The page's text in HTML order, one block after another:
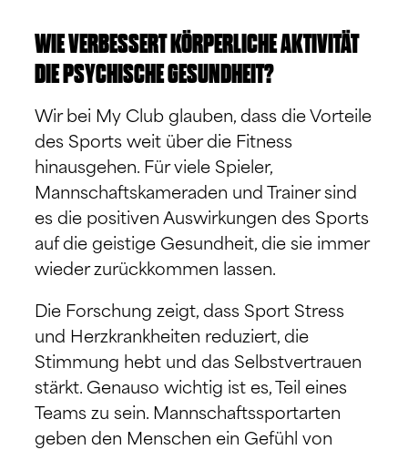
WIE VERBESSERT KÖRPERLICHE AKTIVITÄT
DIE PSYCHISCHE GESUNDHEIT?
Wir bei My Club glauben, dass die Vorteile
des Sports weit über die Fitness
hinausgehen. Für viele Spieler,
Mannschaftskameraden und Trainer sind
es die positiven Auswirkungen des Sports
auf die geistige Gesundheit, die sie immer
wieder zurückkommen lassen.
Die Forschung zeigt, dass Sport Stress
und Herzkrankheiten reduziert, die
Stimmung hebt und das Selbstvertrauen
stärkt. Genauso wichtig ist es, Teil eines
Teams zu sein. Mannschaftssportarten
geben den Menschen ein Gefühl von